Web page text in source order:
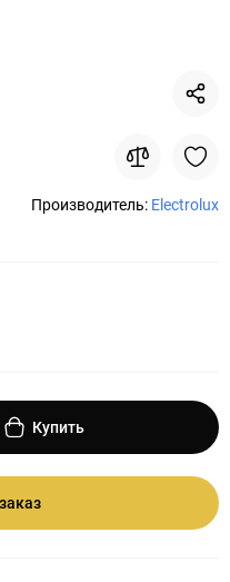
Производитель: Electrolux
Купить